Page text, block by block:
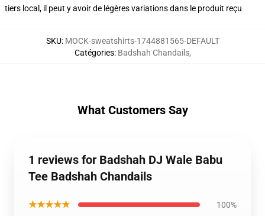
tiers local, il peut y avoir de légères variations dans le produit reçu
SKU: MOCK-sweatshirts-1744881565-DEFAULT
Catégories: Badshah Chandails,
What Customers Say
1 reviews for Badshah DJ Wale Babu
Tee Badshah Chandails
★★★★★ 100%